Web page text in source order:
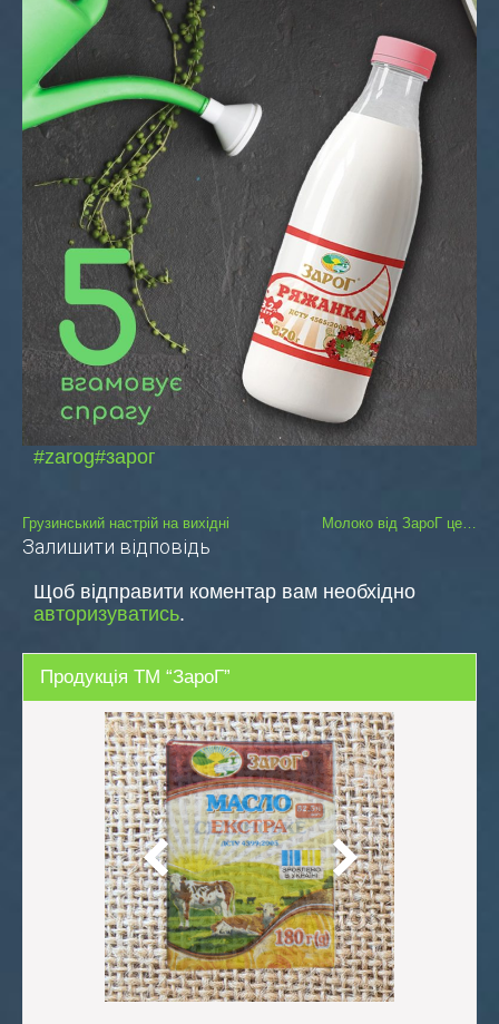
#zarog#зарог
Навігація
записів
Грузинський настрій на вихідні Молоко від ЗароГ це…
Залишити відповідь
Щоб відправити коментар вам необхідно
авторизуватись.
Продукція ТМ “ЗароГ”